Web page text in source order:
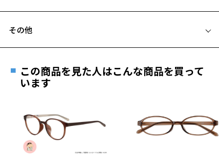
お持ちのZoffメガネサイズを確認するには？
フレームとレンズの合計料金を知りたい方へ
安心1 フレーム１年間品質保証
きます。
※保証期間内に交換が行われた場合、保証期間は初期の期間から
延長されません。
その他
ご希望のお客さまは、「レンズ交換券」をお選びのうえ、
最寄りのZoff実店舗にてレンズをお買い求めください。
※サングラスやパッケージ品では「レンズ交換券」はお選び
談ください。
＜メガネの度数情報がわからない方へ＞
この商品を見た人はこんな商品を買って
います